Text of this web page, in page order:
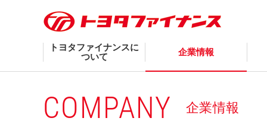
トヨタファイナンスに
ついて
企業情報
COMPANY 企業情報